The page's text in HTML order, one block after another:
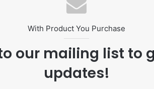
With Product You Purchase
our mailing list to
updates!